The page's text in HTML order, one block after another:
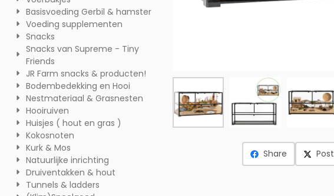
Basisvoeding Gerbil & hamster
Voeding supplementen
Snacks
Snacks van Supreme - Tiny
Friends
JR Farm snacks & producten!
Bodembedekking en Hooi
Nestmateriaal & Grasnesten
Hooiruiven
Huisjes ( hout en gras )
Kokosnoten
Kurk & Mos
Natuurlijke inrichting
Druiventakken & hout
Tunnels & ladders
Share Post